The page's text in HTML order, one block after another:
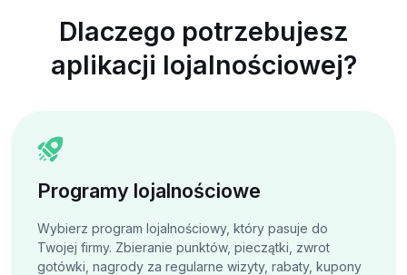
Dlaczego potrzebujesz
aplikacji lojalnościowej?
Programy lojalnościowe
Wybierz program lojalnościowy, który pasuje do
Twojej firmy. Zbieranie punktów, pieczątki, zwrot
gotówki, nagrody za regularne wizyty, rabaty, kupony